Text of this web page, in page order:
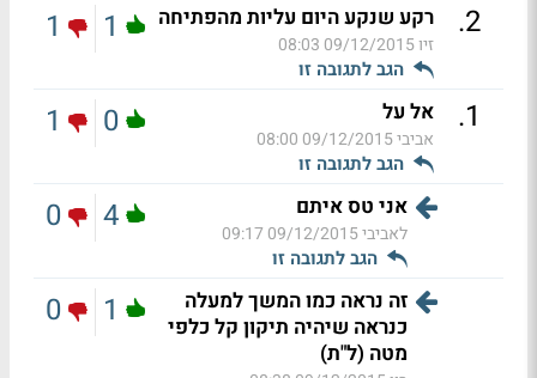
2
. רקע שנקע היום עליות מהפתיחה
זיו09/12/2015 08:03
הגב לתגובה זו
1
1
1
. אל על
אביבי09/12/2015 08:00
הגב לתגובה זו
0
1
אני טס איתם
לאביבי09/12/2015 09:17
הגב לתגובה זו
4
0
זה נראה כמו המשך למעלה
כנראה שיהיה תיקון קל כלפי
מטה (ל"ת)
1
0